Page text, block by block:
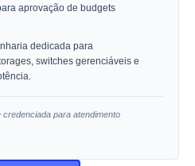
aprovação de budgets
dedicada para
switches gerenciáveis e
para atendimento